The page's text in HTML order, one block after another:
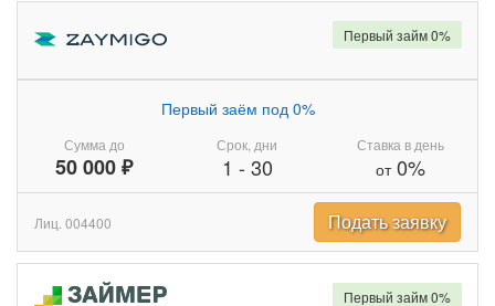
Сумма до
50 000 ₽
Первый заём под 0%
Срок, дни
1 - 30
Ставка в день
от0%
Первый займ 0%
Лиц. 004400 Подать заявку
Первый займ 0%